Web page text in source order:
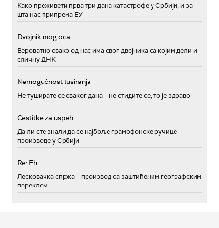
Како преживети прва три дана катастрофе у Србији, и за
шта нас припрема ЕУ
Dvojnik mog oca
Вероватно свако од нас има свог двојника са којим дели и
сличну ДНК
Nemogućnost tusiranja
Не туширате се сваког дана – не стидите се, то је здраво
Cestitke za uspeh
Да ли сте знали да се најбоље грамофонске ручице
производе у Србији
Re: Eh...
Лесковачка спржа – производ са заштићеним географским
пореклом